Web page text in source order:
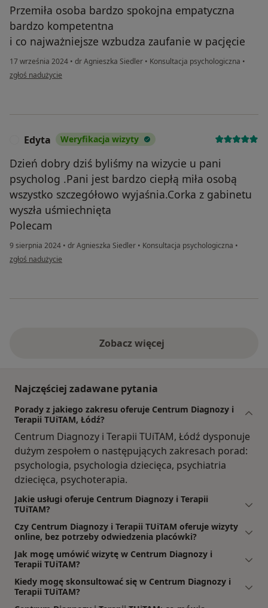
Przemiła osoba bardzo spokojna empatyczna
bardzo kompetentna
i co najważniejsze wzbudza zaufanie w pacjęcie
17 września 2024 • dr Agnieszka Siedler • Konsultacja psychologiczna •
w opinii użytkownika Kinga
zgłoś nadużycie
Edyta Weryfikacja wizyty
Dzień dobry dziś byliśmy na wizycie u pani
psycholog .Pani jest bardzo ciepłą miła osobą
wszystko szczegółowo wyjaśnia.Corka z gabinetu
wyszła uśmiechnięta
Polecam
9 sierpnia 2024 • dr Agnieszka Siedler • Konsultacja psychologiczna •
w opinii użytkownika Edyta
zgłoś nadużycie
Zobacz więcej
Najczęściej zadawane pytania
Porady z jakiego zakresu oferuje Centrum Diagnozy i
Terapii TUiTAM, Łódź?
Centrum Diagnozy i Terapii TUiTAM, Łódź dysponuje
dużym zespołem o następujących zakresach porad:
psychologia, psychologia dziecięca, psychiatria
dziecięca, psychoterapia.
Jakie usługi oferuje Centrum Diagnozy i Terapii
TUiTAM?
Czy Centrum Diagnozy i Terapii TUiTAM oferuje wizyty
online, bez potrzeby odwiedzenia placówki?
Jak mogę umówić wizytę w Centrum Diagnozy i
Terapii TUiTAM?
Kiedy mogę skonsultować się w Centrum Diagnozy i
Terapii TUiTAM?